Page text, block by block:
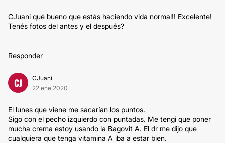
CJuani qué bueno que estás haciendo vida normal!! Excelente!
Tenés fotos del antes y el después?
Responder
CJ
CJuani
22 ene 2020
El lunes que viene me sacarían los puntos.
Sigo con el pecho izquierdo con puntadas. Me tengi que poner
mucha crema estoy usando la Bagovit A. El dr me dijo que
cualquiera que tenga vitamina A iba a estar bien.